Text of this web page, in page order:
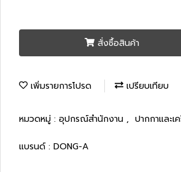
สั่งซื้อสินค้า
เพิ่มรายการโปรด เปรียบเทียบ
หมวดหมู่ : อุปกรณ์สำนักงาน , ปากกาและเ
แบรนด์ : DONG-A